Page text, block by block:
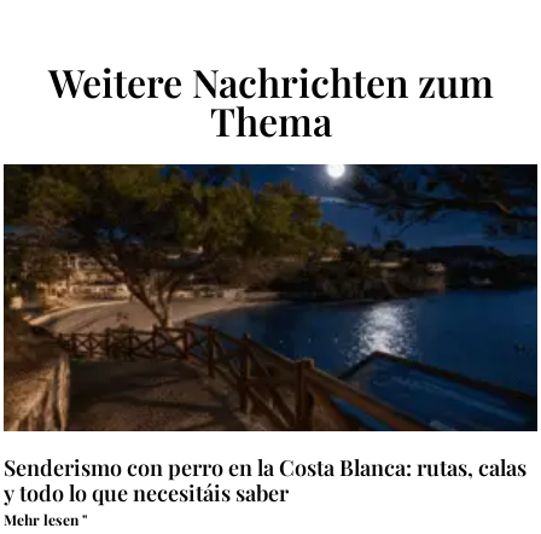
Weitere Nachrichten zum
Thema
Senderismo con perro en la Costa Blanca: rutas, calas
y todo lo que necesitáis saber
Mehr lesen "